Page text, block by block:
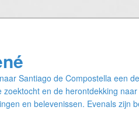
Santiago de Compostella een
en de herontdekking
en belevenissen. Evenals zijn